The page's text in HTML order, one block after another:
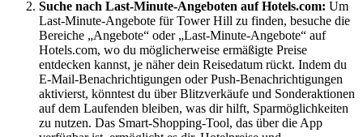
Suche nach Last-Minute-Angeboten auf Hotels.com: Um
Last-Minute-Angebote für Tower Hill zu finden, besuche die
Bereiche „Angebote“ oder „Last-Minute-Angebote“ auf
Hotels.com, wo du möglicherweise ermäßigte Preise
entdecken kannst, je näher dein Reisedatum rückt. Indem du
E-Mail-Benachrichtigungen oder Push-Benachrichtigungen
aktivierst, könntest du über Blitzverkäufe und Sonderaktionen
auf dem Laufenden bleiben, was dir hilft, Sparmöglichkeiten
zu nutzen. Das Smart-Shopping-Tool, das über die App